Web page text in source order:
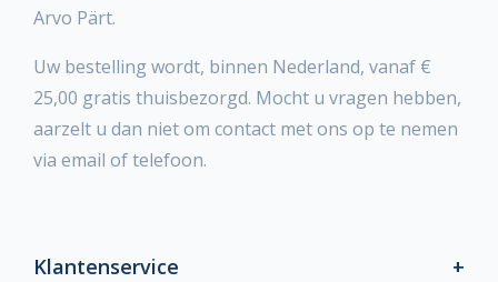
Arvo Pärt.
Uw bestelling wordt, binnen Nederland, vanaf €
25,00 gratis thuisbezorgd. Mocht u vragen hebben,
aarzelt u dan niet om contact met ons op te nemen
via email of telefoon.
Klantenservice